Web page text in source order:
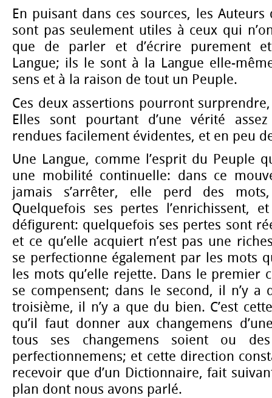
En puisant dans ces sources, les Auteurs
sont pas seulement utiles à ceux qui
que de parler et d’écrire purement
Langue; ils le sont à la Langue elle-
sens et à la raison de tout un Peuple.
Ces deux assertions pourront
Elles sont pourtant d’une vérité
rendues facilement évidentes, et en peu
Une Langue, comme l’esprit du Peuple
une mobilité continuelle: dans ce
jamais s’arrêter, elle perd des
Quelquefois ses pertes l’enrichissent,
défigurent: quelquefois ses pertes sont
et ce qu’elle acquiert n’est pas une
se perfectionne également par les mots
les mots qu’elle rejette. Dans le premier
se compensent; dans le second, il n’y
troisième, il n’y a que du bien. C’est
qu’il faut donner aux changemens
tous ses changemens soient ou
perfectionnemens; et cette direction
recevoir que d’un Dictionnaire, fait
plan dont nous avons parlé.